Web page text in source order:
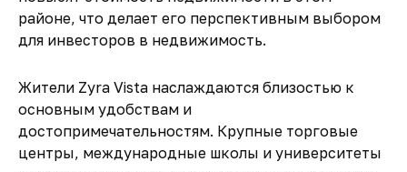
районе, что делает его перспективным выбором
для инвесторов в недвижимость.
Жители Zyra Vista наслаждаются близостью к
основным удобствам и
достопримечательностям. Крупные торговые
центры, международные школы и университеты